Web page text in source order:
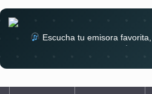
Escucha tu emisora